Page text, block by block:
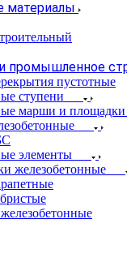
материалы
промышленное
пустотные
ступени
марши и площадки
элементы
железобетонные